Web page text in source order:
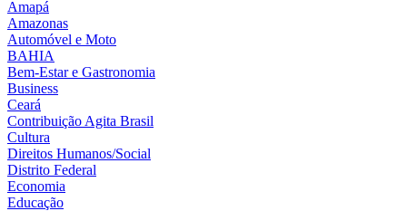
Amapá
Amazonas
Automóvel e Moto
BAHIA
Bem-Estar e Gastronomia
Business
Ceará
Contribuição Agita Brasil
Cultura
Direitos Humanos/Social
Distrito Federal
Economia
Educação